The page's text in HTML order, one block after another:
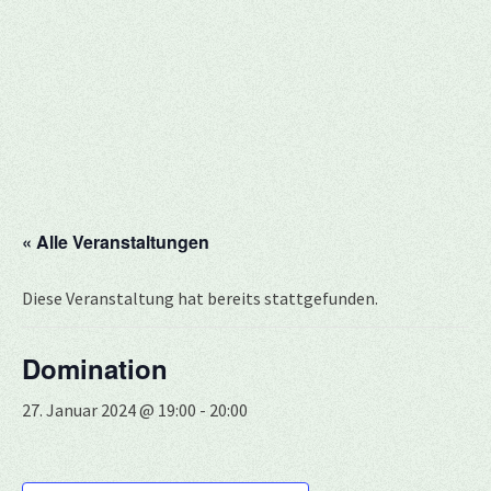
« Alle Veranstaltungen
Diese Veranstaltung hat bereits stattgefunden.
Domination
27. Januar 2024 @ 19:00 - 20:00